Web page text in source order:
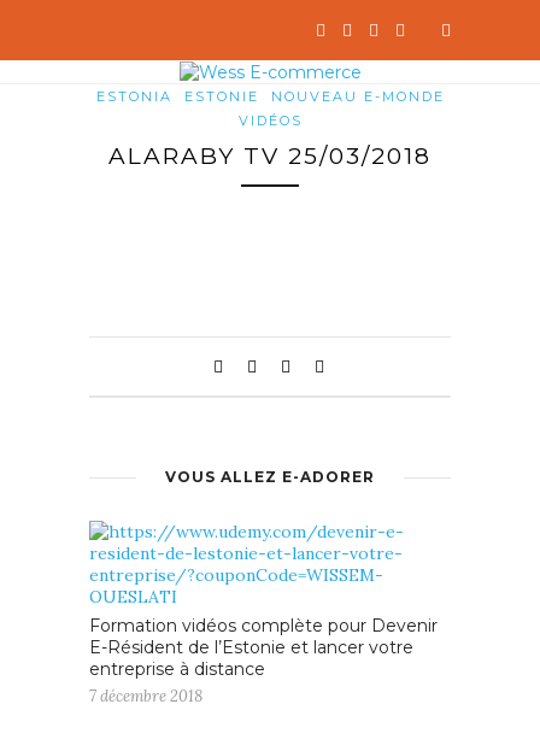
ESTONIA ESTONIE
NOUVEAU E-MONDE
VIDÉOS
ALARABY TV 25/03/2018
VOUS ALLEZ E-ADORER
Formation vidéos complète pour Devenir
E-Résident de l’Estonie et lancer votre
entreprise à distance
7 décembre 2018